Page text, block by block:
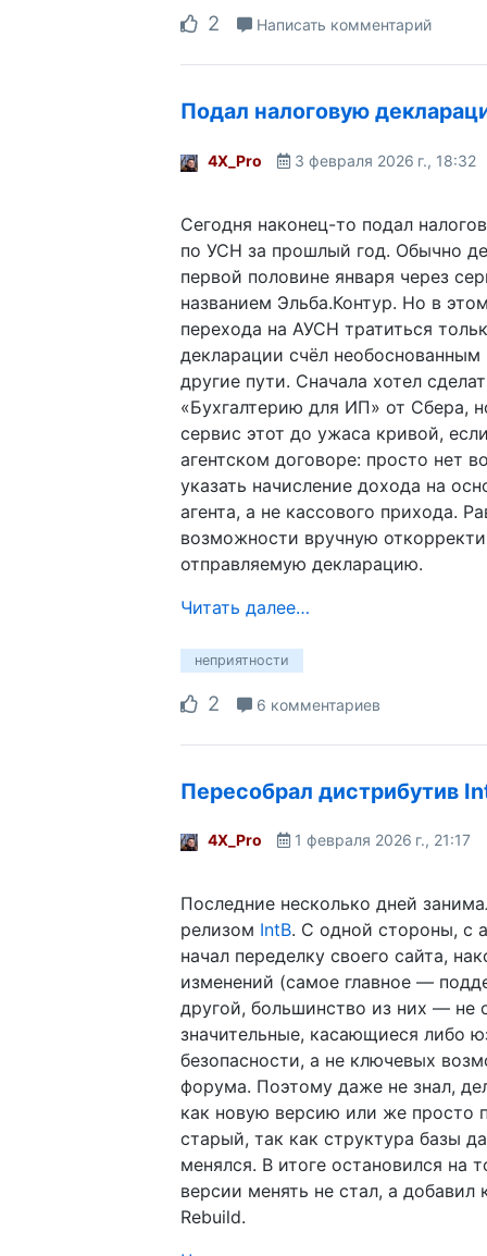
2 Написать комментарий
Подал налоговую
4X_Pro 3 февраля 2026 г., 18:32
Сегодня наконец-то подал
по УСН за прошлый год. Обычно
первой половине января через
названием Эльба.Контур. Но в
перехода на АУСН тратиться
декларации счёл необоснованным
другие пути. Сначала хотел
«Бухгалтерию для ИП» от Сбера,
сервис этот до ужаса кривой,
агентском договоре: просто нет
указать начисление дохода на
агента, а не кассового прихода.
возможности вручную
отправляемую декларацию.
Читать далее…
неприятности
2 6 комментариев
Пересобрал дистрибутив
4X_Pro 1 февраля 2026 г., 21:17
Последние несколько дней
релизом IntB. С одной стороны, с
начал переделку своего сайта,
изменений (самое главное —
другой, большинство из них — не
значительные, касающиеся либо
безопасности, а не ключевых
форума. Поэтому даже не знал,
как новую версию или же просто
старый, так как структура базы
менялся. В итоге остановился на
версии менять не стал, а добавил
Rebuild.